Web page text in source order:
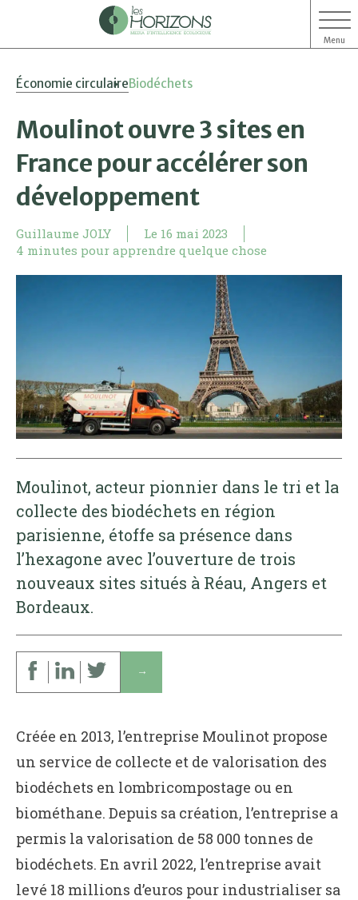
Menu
Économie circulaireBiodéchets
Moulinot ouvre 3 sites en
France pour accélérer son
développement
Guillaume JOLY Le 16 mai 2023
4 minutes pour apprendre quelque chose
Moulinot, acteur pionnier dans le tri et la
collecte des biodéchets en région
parisienne, étoffe sa présence dans
l’hexagone avec l’ouverture de trois
nouveaux sites situés à Réau, Angers et
Bordeaux.
↓
Créée en 2013, l’entreprise Moulinot propose
un service de collecte et de valorisation des
biodéchets en lombricompostage ou en
biométhane. Depuis sa création, l’entreprise a
permis la valorisation de 58 000 tonnes de
biodéchets. En avril 2022, l’entreprise avait
levé 18 millions d’euros pour industrialiser sa